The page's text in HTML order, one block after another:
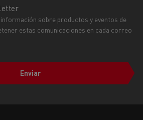
sobre productos y eventos de
estas comunicaciones en cada correo
Enviar